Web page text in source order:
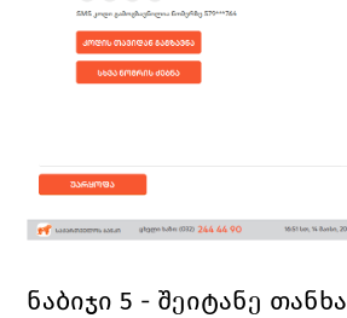
ნაბიჯი 5 - შეიტანე თანხა